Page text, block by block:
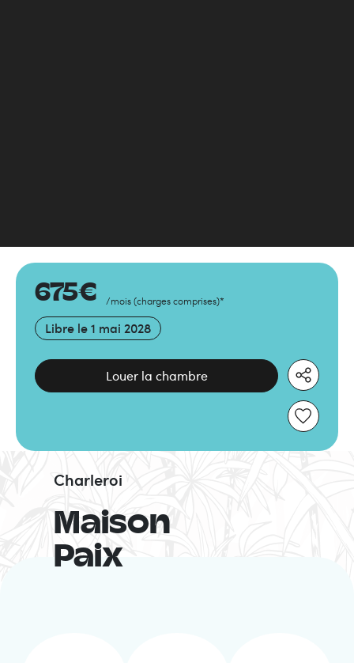
675€ /mois (charges comprises)*
Libre le 1 mai 2028
Louer la chambre
Maison
Paix
Charleroi